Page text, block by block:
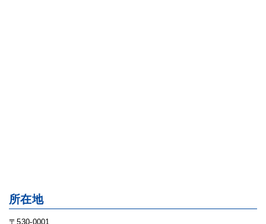
所在地
〒530-0001